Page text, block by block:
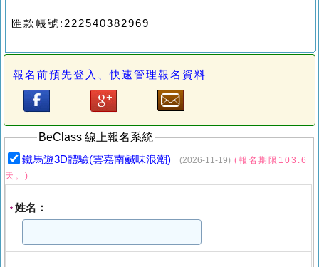
匯款帳號:222540382969
報名前預先登入、快速管理報名資料
BeClass 線上報名系統
鐵馬遊3D體驗(雲嘉南鹹味浪潮) (2026-11-19) (報名期限103.6
天。)
* 姓名：